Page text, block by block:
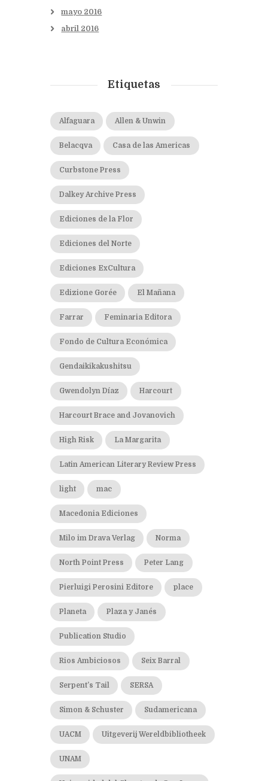
mayo 2016
abril 2016
Etiquetas
Alfaguara Allen & Unwin
Belacqva Casa de las Americas
Curbstone Press
Dalkey Archive Press
Ediciones de la Flor
Ediciones del Norte
Ediciones ExCultura
Edizione Gorée El Mañana
Farrar Feminaria Editora
Fondo de Cultura Económica
Gendaikikakushitsu
Gwendolyn Díaz Harcourt
Harcourt Brace and Jovanovich
High Risk La Margarita
Latin American Literary Review Press
light mac
Macedonia Ediciones
Milo im Drava Verlag Norma
North Point Press Peter Lang
Pierluigi Perosini Editore place
Planeta Plaza y Janés
Publication Studio
Rios Ambiciosos Seix Barral
Serpent’s Tail SERSA
Simon & Schuster Sudamericana
UACM Uitgeverij Wereldbibliotheek
UNAM